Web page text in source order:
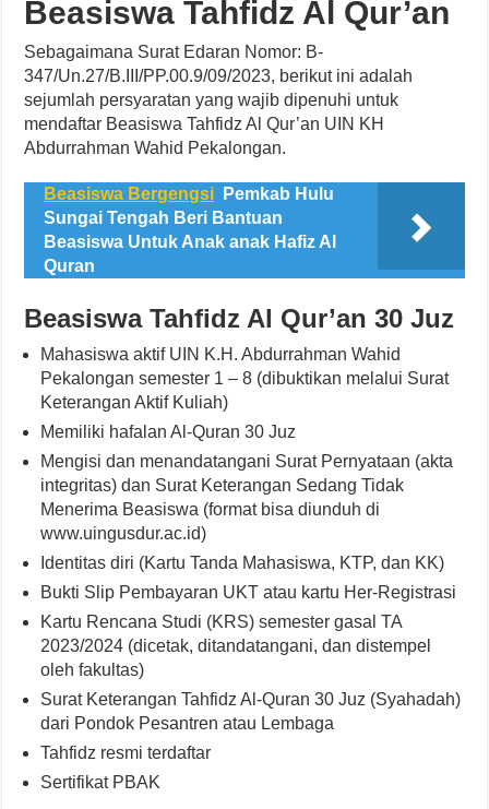
Beasiswa Tahfidz Al Qur’an
Sebagaimana Surat Edaran Nomor: B-
347/Un.27/B.III/PP.00.9/09/2023, berikut ini adalah
sejumlah persyaratan yang wajib dipenuhi untuk
mendaftar Beasiswa Tahfidz Al Qur’an UIN KH
Abdurrahman Wahid Pekalongan.
Beasiswa Bergengsi
Pemkab Hulu
Sungai Tengah Beri Bantuan
Beasiswa Untuk Anak anak Hafiz Al
Quran
Beasiswa Tahfidz Al Qur’an 30 Juz
Mahasiswa aktif UIN K.H. Abdurrahman Wahid
Pekalongan semester 1 – 8 (dibuktikan melalui Surat
Keterangan Aktif Kuliah)
Memiliki hafalan Al-Quran 30 Juz
Mengisi dan menandatangani Surat Pernyataan (akta
integritas) dan Surat Keterangan Sedang Tidak
Menerima Beasiswa (format bisa diunduh di
www.uingusdur.ac.id)
Identitas diri (Kartu Tanda Mahasiswa, KTP, dan KK)
Bukti Slip Pembayaran UKT atau kartu Her-Registrasi
Kartu Rencana Studi (KRS) semester gasal TA
2023/2024 (dicetak, ditandatangani, dan distempel
oleh fakultas)
Surat Keterangan Tahfidz Al-Quran 30 Juz (Syahadah)
dari Pondok Pesantren atau Lembaga
Tahfidz resmi terdaftar
Sertifikat PBAK